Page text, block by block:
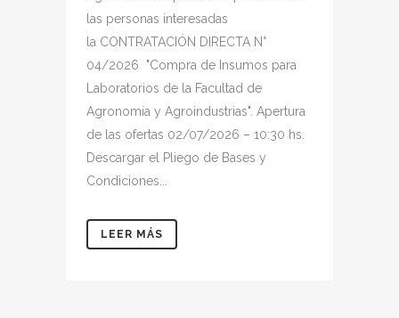
las personas interesadas
la CONTRATACIÓN DIRECTA N°
04/2026 "Compra de Insumos para
Laboratorios de la Facultad de
Agronomía y Agroindustrias". Apertura
de las ofertas 02/07/2026 – 10:30 hs.
Descargar el Pliego de Bases y
Condiciones...
LEER MÁS